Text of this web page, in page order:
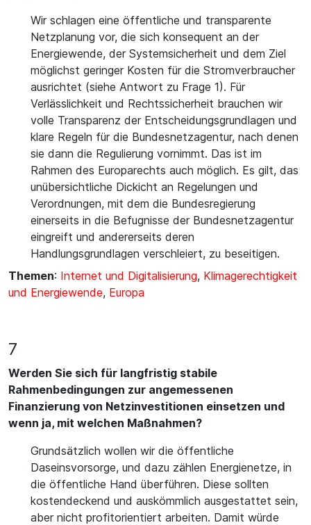
Wir schlagen eine öffentliche und transparente
Netzplanung vor, die sich konsequent an der
Energiewende, der Systemsicherheit und dem Ziel
möglichst geringer Kosten für die Stromverbraucher
ausrichtet (siehe Antwort zu Frage 1). Für
Verlässlichkeit und Rechtssicherheit brauchen wir
volle Transparenz der Entscheidungsgrundlagen und
klare Regeln für die Bundesnetzagentur, nach denen
sie dann die Regulierung vornimmt. Das ist im
Rahmen des Europarechts auch möglich. Es gilt, das
unübersichtliche Dickicht an Regelungen und
Verordnungen, mit dem die Bundesregierung
einerseits in die Befugnisse der Bundesnetzagentur
eingreift und andererseits deren
Handlungsgrundlagen verschleiert, zu beseitigen.
Themen: Internet und Digitalisierung, Klimagerechtigkeit
und Energiewende, Europa
7
Werden Sie sich für langfristig stabile
Rahmenbedingungen zur angemessenen
Finanzierung von Netzinvestitionen einsetzen und
wenn ja, mit welchen Maßnahmen?
Grundsätzlich wollen wir die öffentliche
Daseinsvorsorge, und dazu zählen Energienetze, in
die öffentliche Hand überführen. Diese sollten
kostendeckend und auskömmlich ausgestattet sein,
aber nicht profitorientiert arbeiten. Damit würde